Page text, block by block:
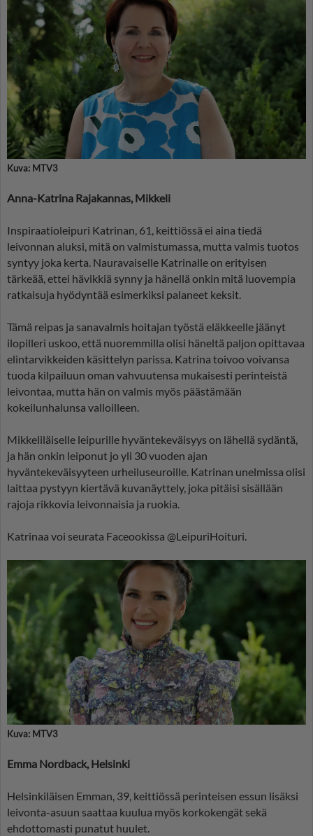
Kuva: MTV3
Anna-Katrina Rajakannas, Mikkeli
Inspiraatioleipuri Katrinan, 61, keittiössä ei aina tiedä
leivonnan aluksi, mitä on valmistumassa, mutta valmis tuotos
syntyy joka kerta. Nauravaiselle Katrinalle on erityisen
tärkeää, ettei hävikkiä synny ja hänellä onkin mitä luovempia
ratkaisuja hyödyntää esimerkiksi palaneet keksit.
Tämä reipas ja sanavalmis hoitajan työstä eläkkeelle jäänyt
ilopilleri uskoo, että nuoremmilla olisi häneltä paljon opittavaa
elintarvikkeiden käsittelyn parissa. Katrina toivoo voivansa
tuoda kilpailuun oman vahvuutensa mukaisesti perinteistä
leivontaa, mutta hän on valmis myös päästämään
kokeilunhalunsa valloilleen.
Mikkeliläiselle leipurille hyväntekeväisyys on lähellä sydäntä,
ja hän onkin leiponut jo yli 30 vuoden ajan
hyväntekeväisyyteen urheiluseuroille. Katrinan unelmissa olisi
laittaa pystyyn kiertävä kuvanäyttely, joka pitäisi sisällään
rajoja rikkovia leivonnaisia ja ruokia.
Katrinaa voi seurata Faceookissa @LeipuriHoituri.
Kuva: MTV3
Emma Nordback, Helsinki
Helsinkiläisen Emman, 39, keittiössä perinteisen essun lisäksi
leivonta-asuun saattaa kuulua myös korkokengät sekä
ehdottomasti punatut huulet.